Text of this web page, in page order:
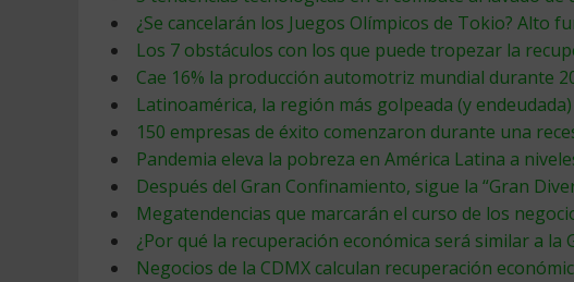
¿Se cancelarán los Juegos Olímpicos de Tokio? Alto
Los 7 obstáculos con los que puede tropezar la
Cae 16% la producción automotriz mundial durante
Latinoamérica, la región más golpeada (y
150 empresas de éxito comenzaron durante una
Pandemia eleva la pobreza en América Latina a
Después del Gran Confinamiento, sigue la “Gran
Megatendencias que marcarán el curso de los
¿Por qué la recuperación económica será similar a la
Negocios de la CDMX calculan recuperación